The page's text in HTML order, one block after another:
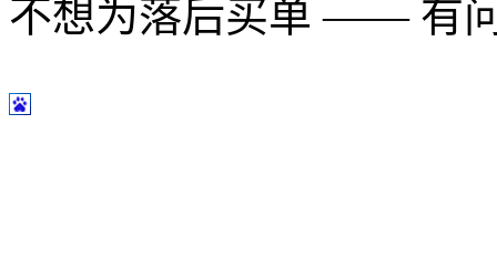
不想为落后买单 —— 有